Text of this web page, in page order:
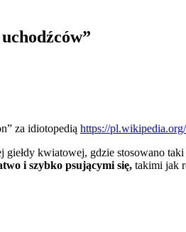
”
za idiotopedią https://
kwiatowej, gdzie stosowano
i szybko psującymi się, takimi jak